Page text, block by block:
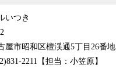
いつき
屋市昭和区檀渓通5丁目26番地
2211【担当：小笠原】